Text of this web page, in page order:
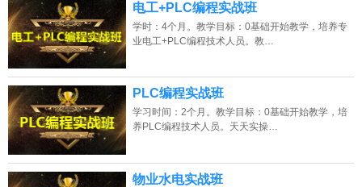
电工+PLC编程实战班
学时：4个月。教学目标：0基础开始教学，培养专
业电工+PLC编程技术人员。教…
PLC编程实战班
学习时间：2个月。教学目标：0基础开始教学，培
养PLC编程技术人员。天天实操…
物业水电实战班